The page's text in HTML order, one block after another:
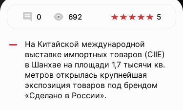
торговли,
прощай
SWIFT, лед
0 692 5
На Китайской международной
выставке импортных товаров (CIIE)
в Шанхае на площади 1,7 тысячи кв.
метров открылась крупнейшая
экспозиция товаров под брендом
«Сделано в России».